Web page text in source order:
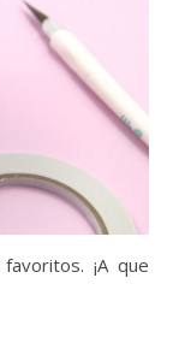
¡A que